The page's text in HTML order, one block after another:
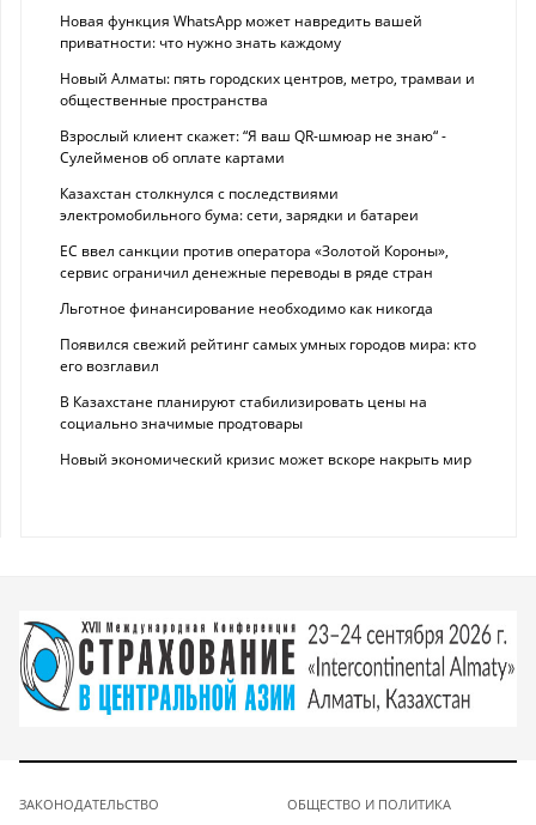
Новая функция WhatsApp может навредить вашей
приватности: что нужно знать каждому
Новый Алматы: пять городских центров, метро, трамваи и
общественные пространства
Взрослый клиент скажет: “Я ваш QR-шмюар не знаю“ -
Сулейменов об оплате картами
Казахстан столкнулся с последствиями
электромобильного бума: сети, зарядки и батареи
ЕС ввел санкции против оператора «Золотой Короны»,
сервис ограничил денежные переводы в ряде стран
Льготное финансирование необходимо как никогда
Появился свежий рейтинг самых умных городов мира: кто
его возглавил
В Казахстане планируют стабилизировать цены на
социально значимые продтовары
Новый экономический кризис может вскоре накрыть мир
ЗАКОНОДАТЕЛЬСТВО
ОБЩЕСТВО И ПОЛИТИКА